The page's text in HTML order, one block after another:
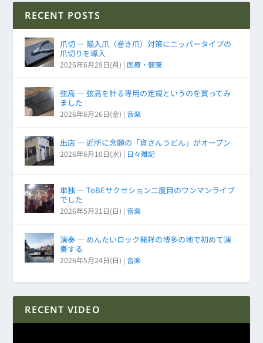
RECENT POSTS
爪切 ― 陥入爪（巻き爪）対策にニッパータイプの
爪切りを導入
2026年6月29日(月) | 医療・健康
弦高 ― 弦高を計る専用の定規というのを買ってみ
ました
2026年6月26日(金) |音楽
出店 ― 近所に念願の「資さんうどん」がオープン
2026年6月10日(水) | 日々雑記
単独 ― ToBEサクセション二度目のワンマンライブ
でした
2026年5月31日(日) |音楽
演奏 ― めんたいロック発祥の博多の地で初めて演
奏する
2026年5月24日(日) |音楽
RECENT VIDEO